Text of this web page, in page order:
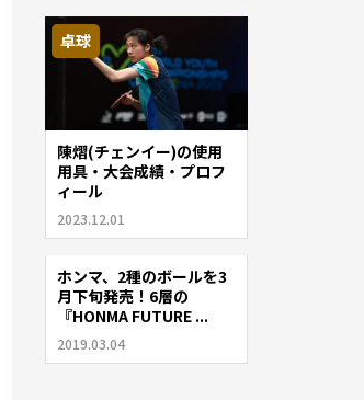
卓球
陳熠(チェンイー)の使用
用具・大会成績・プロフ
ィール
2023.12.01
ゴルフ
ホンマ、2種のボールを3
月下旬発売！6層の
『HONMA FUTURE ...
2019.03.04